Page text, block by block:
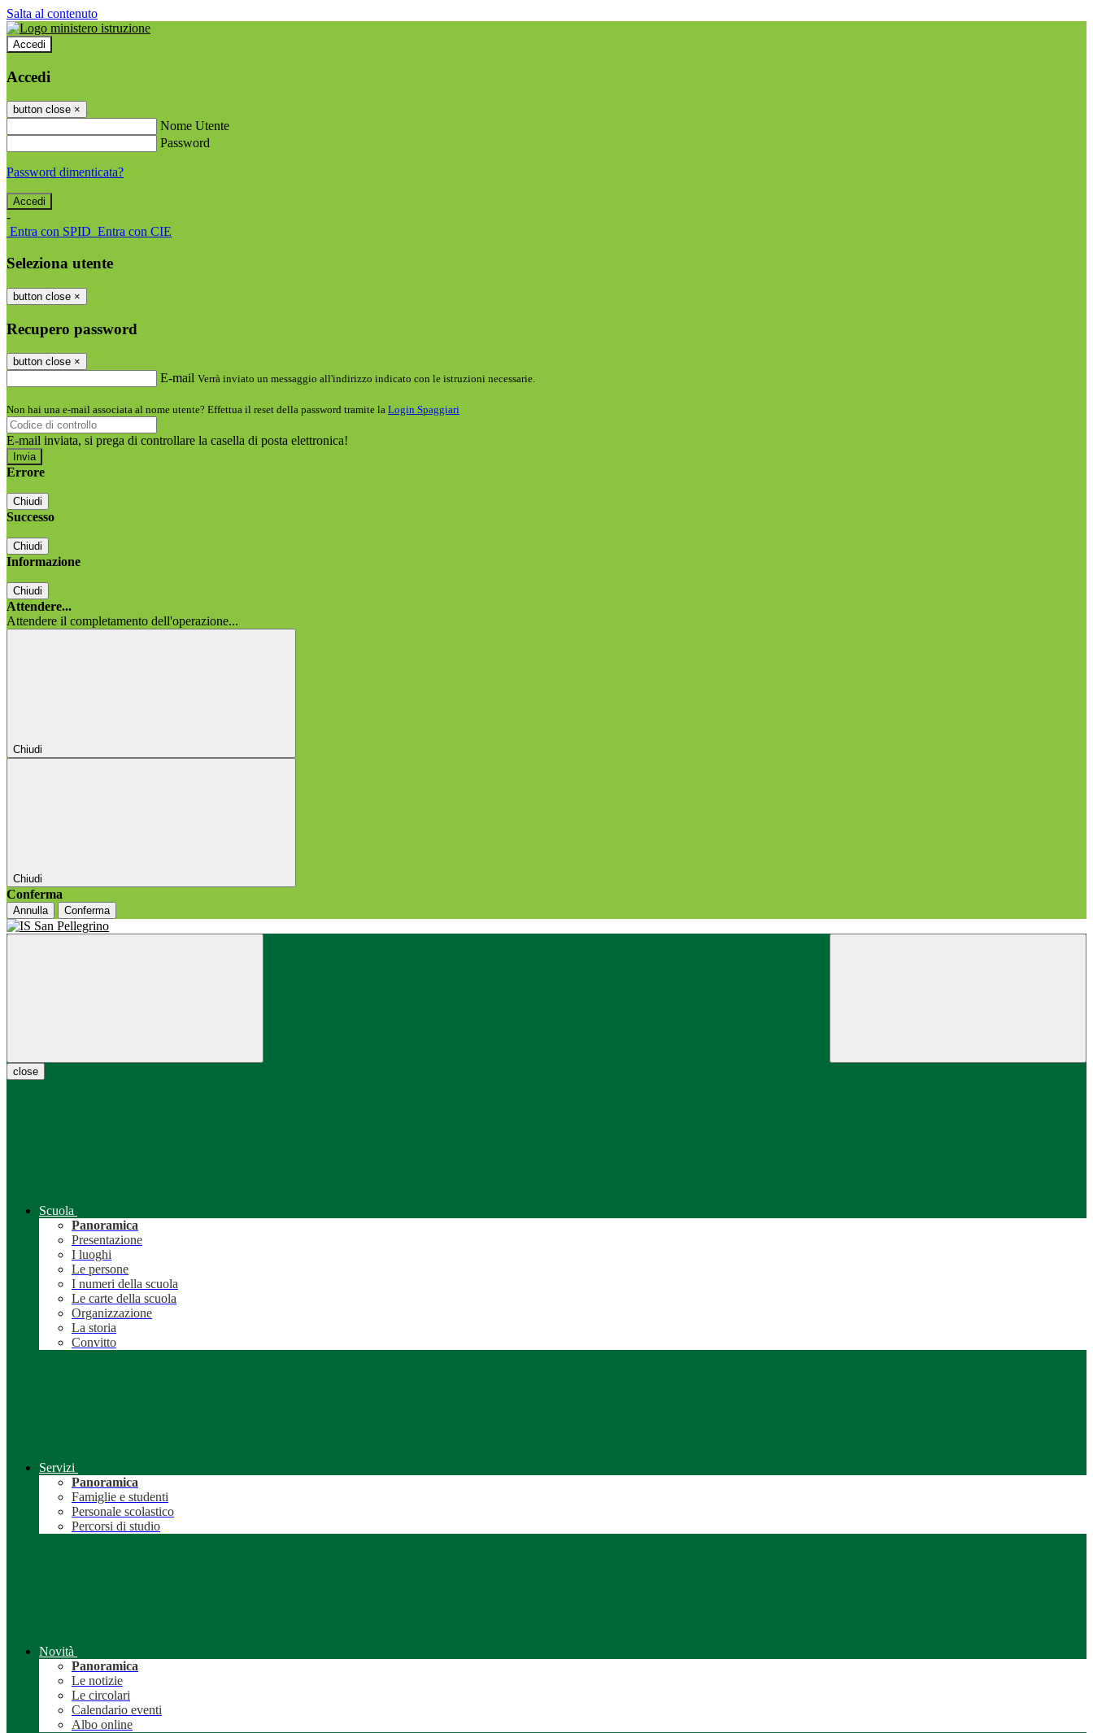
Salta al contenuto
Accedi
Accedi
button close ×
Nome Utente
Password
Password dimenticata?
-
Entra con SPID Entra con CIE
Seleziona utente
button close ×
Recupero password
button close ×
E-mail Verrà inviato un messaggio all'indirizzo indicato con le istruzioni necessarie.
Non hai una e-mail associata al nome utente? Effettua il reset della password tramite la Login Spaggiari
E-mail inviata, si prega di controllare la casella di posta elettronica!
Errore
Chiudi
Successo
Chiudi
Informazione
Chiudi
Attendere...
Attendere il completamento dell'operazione...
Chiudi
Chiudi
Conferma
Annulla Conferma
close
Scuola
Panoramica
Presentazione
I luoghi
Le persone
I numeri della scuola
Le carte della scuola
Organizzazione
La storia
Convitto
Servizi
Panoramica
Famiglie e studenti
Personale scolastico
Percorsi di studio
Novità
Panoramica
Le notizie
Le circolari
Calendario eventi
Albo online